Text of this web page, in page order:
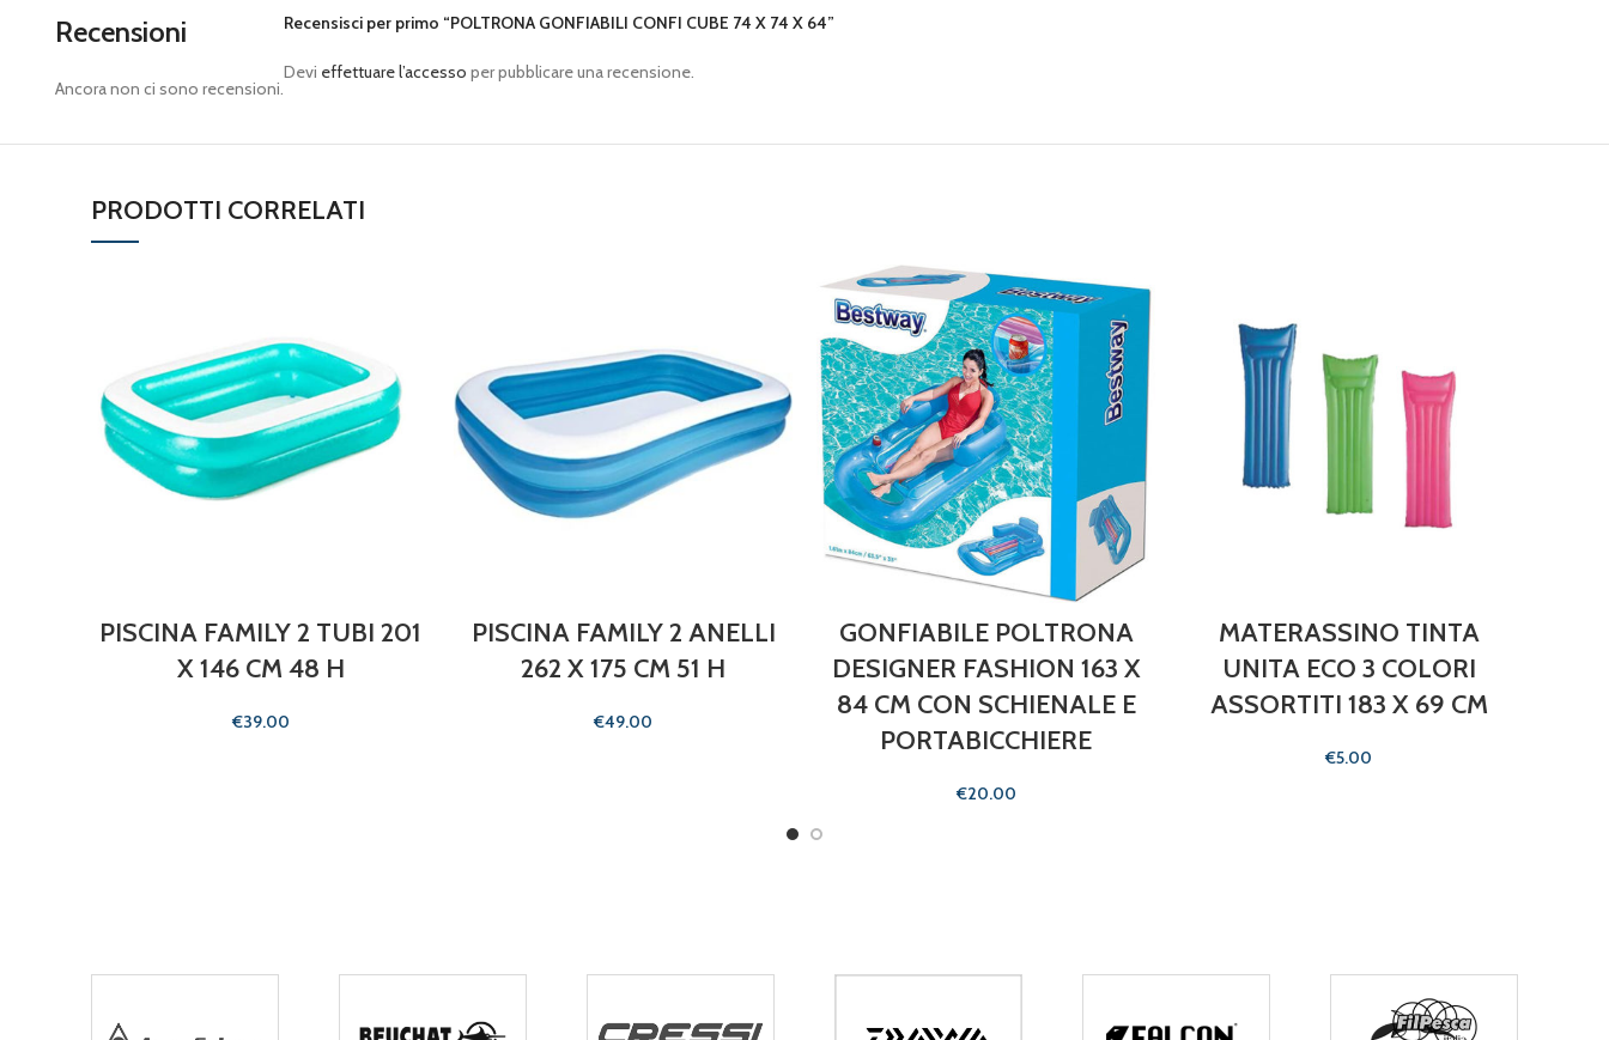
Recensioni
Ancora non ci sono recensioni.
Recensisci per primo “POLTRONA GONFIABILI CONFI CUBE 74 X 74 X 64”
Devi effettuare l’accesso per pubblicare una recensione.
PRODOTTI CORRELATI
PISCINA FAMILY 2 TUBI 201
X 146 CM 48 H
€
PISCINA FAMILY 2 ANELLI
262 X 175 CM 51 H
€
GONFIABILE POLTRONA
DESIGNER FASHION 163 X
84 CM CON SCHIENALE E
PORTABICCHIERE
€
MATERASSINO TINTA
UNITA ECO 3 COLORI
ASSORTITI 183 X 69 CM
€